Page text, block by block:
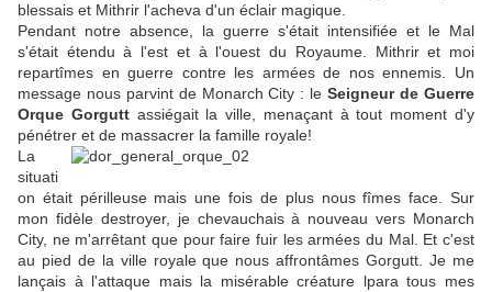
blessais et Mithrir l'acheva d'un éclair magique.
Pendant notre absence, la guerre s'était intensifiée et le Mal
s'était étendu à l'est et à l'ouest du Royaume. Mithrir et moi
repartîmes en guerre contre les armées de nos ennemis. Un
message nous parvint de Monarch City : leSeigneur de Guerre
Orque Gorguttassiégait la ville, menaçant à tout moment d'y
pénétrer et de massacrer la famille royale!
La
situati
on était périlleuse mais une fois de plus nous fîmes face. Sur
mon fidèle destroyer, je chevauchais à nouveau vers Monarch
City, ne m'arrêtant que pour faire fuir les armées du Mal. Et c'est
au pied de la ville royale que nous affrontâmes Gorgutt. Je me
lançais à l'attaque mais la misérable créature lpara tous mes